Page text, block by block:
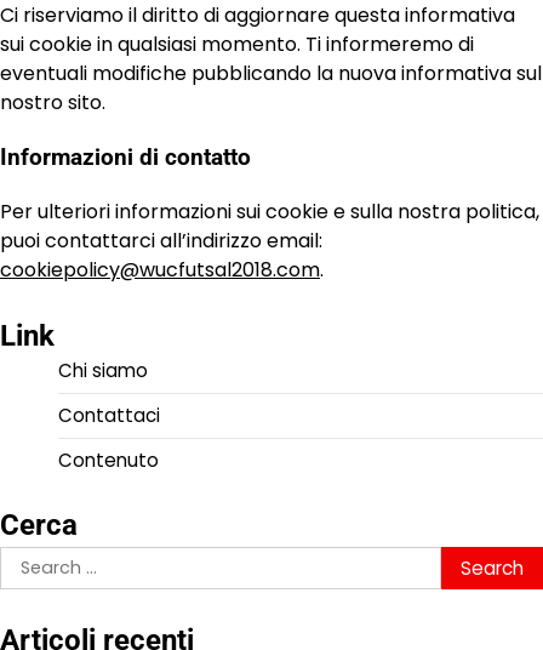
Ci riserviamo il diritto di aggiornare questa informativa
sui cookie in qualsiasi momento. Ti informeremo di
eventuali modifiche pubblicando la nuova informativa sul
nostro sito.
Informazioni di contatto
Per ulteriori informazioni sui cookie e sulla nostra politica,
puoi contattarci all’indirizzo email:
cookiepolicy@wucfutsal2018.com.
Link
Chi siamo
Contattaci
Contenuto
Cerca
Search
for:
Articoli recenti